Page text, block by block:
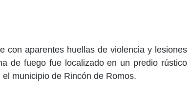
con aparentes huellas de violencia y lesiones
de fuego fue localizado en un predio rústico
municipio de Rincón de Romos.